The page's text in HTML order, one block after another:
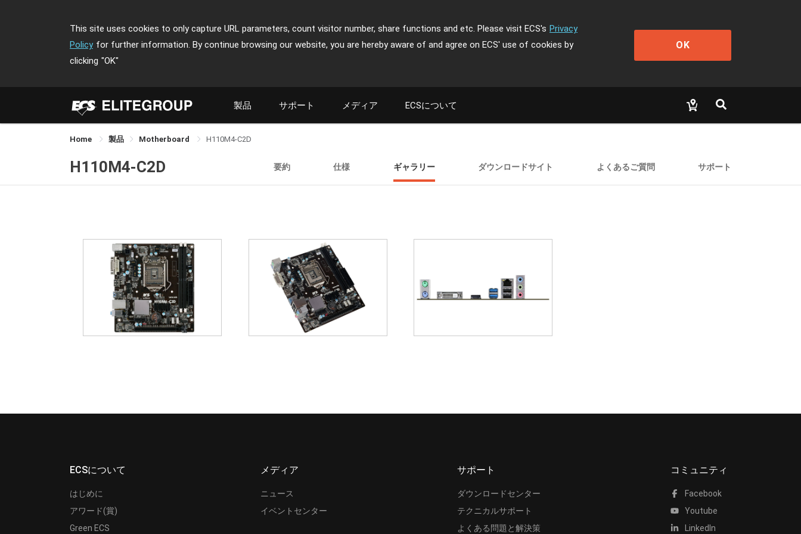
This site uses cookies to only capture URL parameters, count visitor number, share functions and etc. Please visit ECS's Privacy
Policy for further information. By continue browsing our website, you are hereby aware of and agree on ECS' use of cookies by
clicking "OK"
OK
製品 サポート メディア ECSについて
Home 製品 Motherboard H110M4-C2D
H110M4-C2D 要約 仕様 ギャラリー ダウンロードサイト よくあるご質問 サポート
ECSについて
はじめに
アワード(賞)
Green ECS
メディア
ニュース
イベントセンター
サポート
ダウンロードセンター
テクニカルサポート
よくある問題と解決策
コミュニティ
Facebook
Youtube
LinkedIn